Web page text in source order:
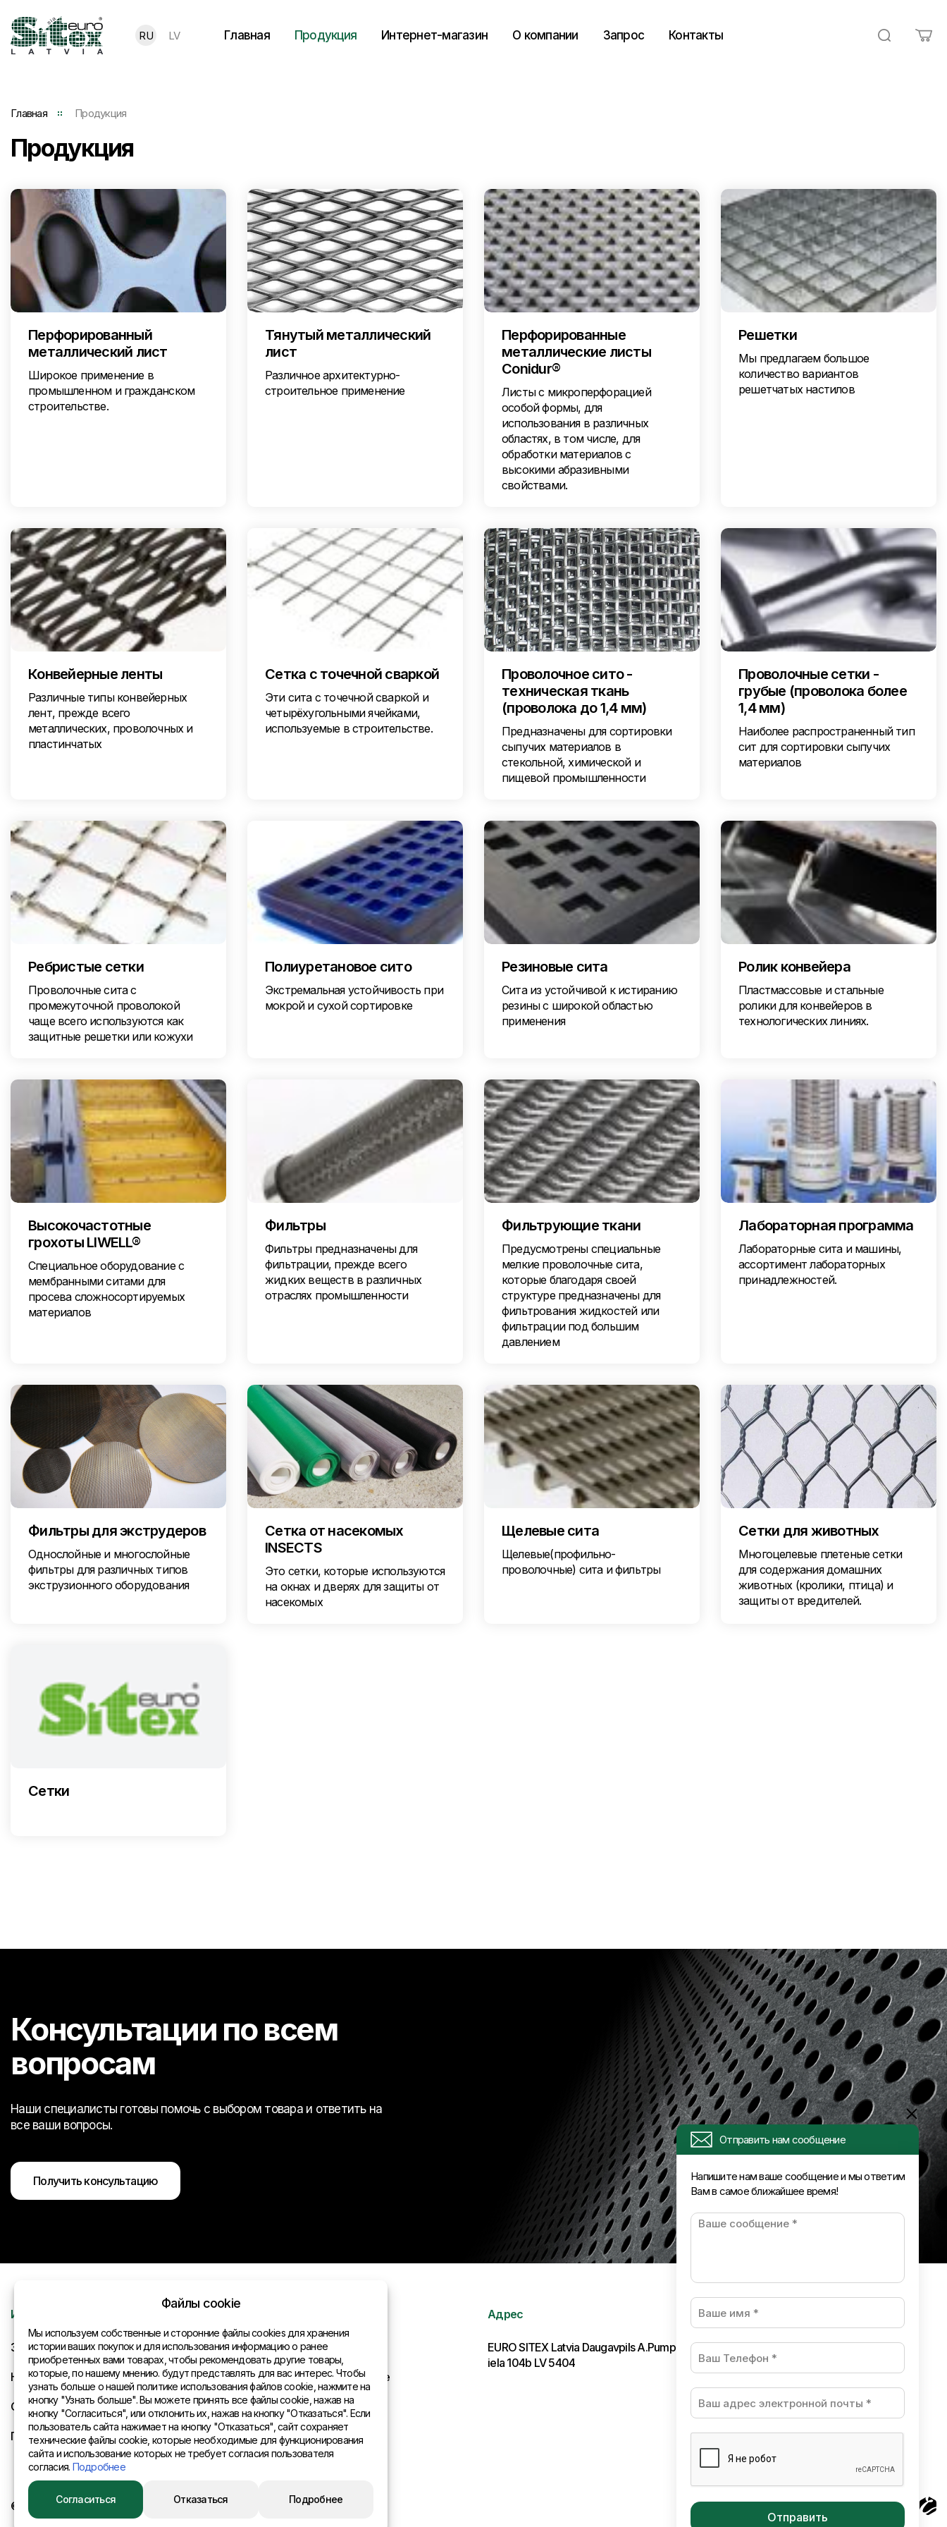
RU LV Главная Продукция Интернет-магазин О компании Запрос Контакты
Главная Продукция
Продукция
Перфорированный
металлический лист
Широкое применение в
промышленном и гражданском
строительстве.
Тянутый металлический
лист
Различное архитектурно-
строительное применение
Перфорированные
металлические листы
Conidur®
Листы с микроперфорацией
особой формы, для
использования в различных
областях, в том числе, для
обработки материалов с
высокими абразивными
свойствами.
Решетки
Мы предлагаем большое
количество вариантов
решетчатых настилов
Конвейерные ленты
Различные типы конвейерных
лент, прежде всего
металлических, проволочных и
пластинчатых
Сетка с точечной сваркой
Эти сита с точечной сваркой и
четырёхугольными ячейками,
используемые в строительстве.
Проволочное сито -
техническая ткань
(проволока до 1,4 мм)
Предназначены для сортировки
сыпучих материалов в
стекольной, химической и
пищевой промышленности
Проволочные сетки -
грубые (проволока более
1,4 мм)
Наиболее распространенный тип
сит для сортировки сыпучих
материалов
Ребристые сетки
Проволочные сита с
промежуточной проволокой
чаще всего используются как
защитные решетки или кожухи
Полиуретановое сито
Экстремальная устойчивость при
мокрой и сухой сортировке
Резиновые сита
Сита из устойчивой к истиранию
резины с широкой областью
применения
Ролик конвейера
Пластмассовые и стальные
ролики для конвейеров в
технологических линиях.
Высокочастотные
грохоты LIWELL®
Специальное оборудование с
мембранными ситами для
просева сложносортируемых
материалов
Фильтры
Фильтры предназначены для
фильтрации, прежде всего
жидких веществ в различных
отраслях промышленности
Фильтрующие ткани
Предусмотрены специальные
мелкие проволочные сита,
которые благодаря своей
структуре предназначены для
фильтрования жидкостей или
фильтрации под большим
давлением
Лабораторная программа
Лабораторные сита и машины,
ассортимент лабораторных
принадлежностей.
Фильтры для экструдеров
Однослойные и многослойные
фильтры для различных типов
экструзионного оборудования
Сетка от насекомых
INSECTS
Это сетки, которые используются
на окнах и дверях для защиты от
насекомых
Щелевые сита
Щелевые(профильно-
проволочные) сита и фильтры
Сетки для животных
Многоцелевые плетеные сетки
для содержания домашних
животных (кролики, птица) и
защиты от вредителей.
Сетки
Консультации по всем
вопросам
Наши специалисты готовы помочь с выбором товара и ответить на
все ваши вопросы.
Получить консультацию
Отправить нам сообщение
Напишите нам ваше сообщение и мы ответим
Вам в самое ближайшее время!
Информация
Запрос
Новости
Оплата и доставка
Политика конфиденциальности
Общая информация
Представительства в мире
Адрес
EURO SITEX Latvia Daugavpils A.Pumpura
iela 104b LV 5404
© 2015 Eurositex Latvija Разработано в студии Esteriol
Файлы cookie
Мы используем собственные и сторонние файлы cookies для хранения
истории ваших покупок и для использования информацию о ранее
приобретенных вами товарах, чтобы рекомендовать другие товары,
которые, по нашему мнению. будут представлять для вас интерес. Чтобы
узнать больше о нашей политике использования файлов cookie, нажмите на
кнопку "Узнать больше". Вы можете принять все файлы cookie, нажав на
кнопку "Согласиться", или отклонить их, нажав на кнопку "Отказаться". Если
пользователь сайта нажимает на кнопку "Отказаться", сайт сохраняет
технические файлы cookie, которые необходимые для функционирования
сайта и использование которых не требует согласия пользователя
согласия. Подробнее
Согласиться Отказаться Подробнее